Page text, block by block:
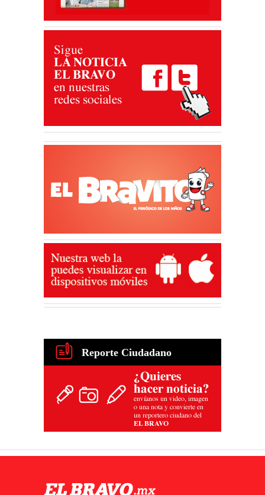
Reporte Ciudadano